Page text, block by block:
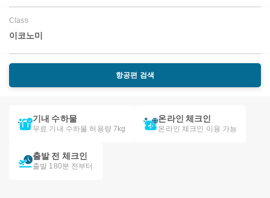
Class
이코노미
항공편 검색
기내 수하물
무료 기내 수하물 허용량 7kg
온라인 체크인
온라인 체크인 이용 가능
출발 전 체크인
출발 180분 전부터